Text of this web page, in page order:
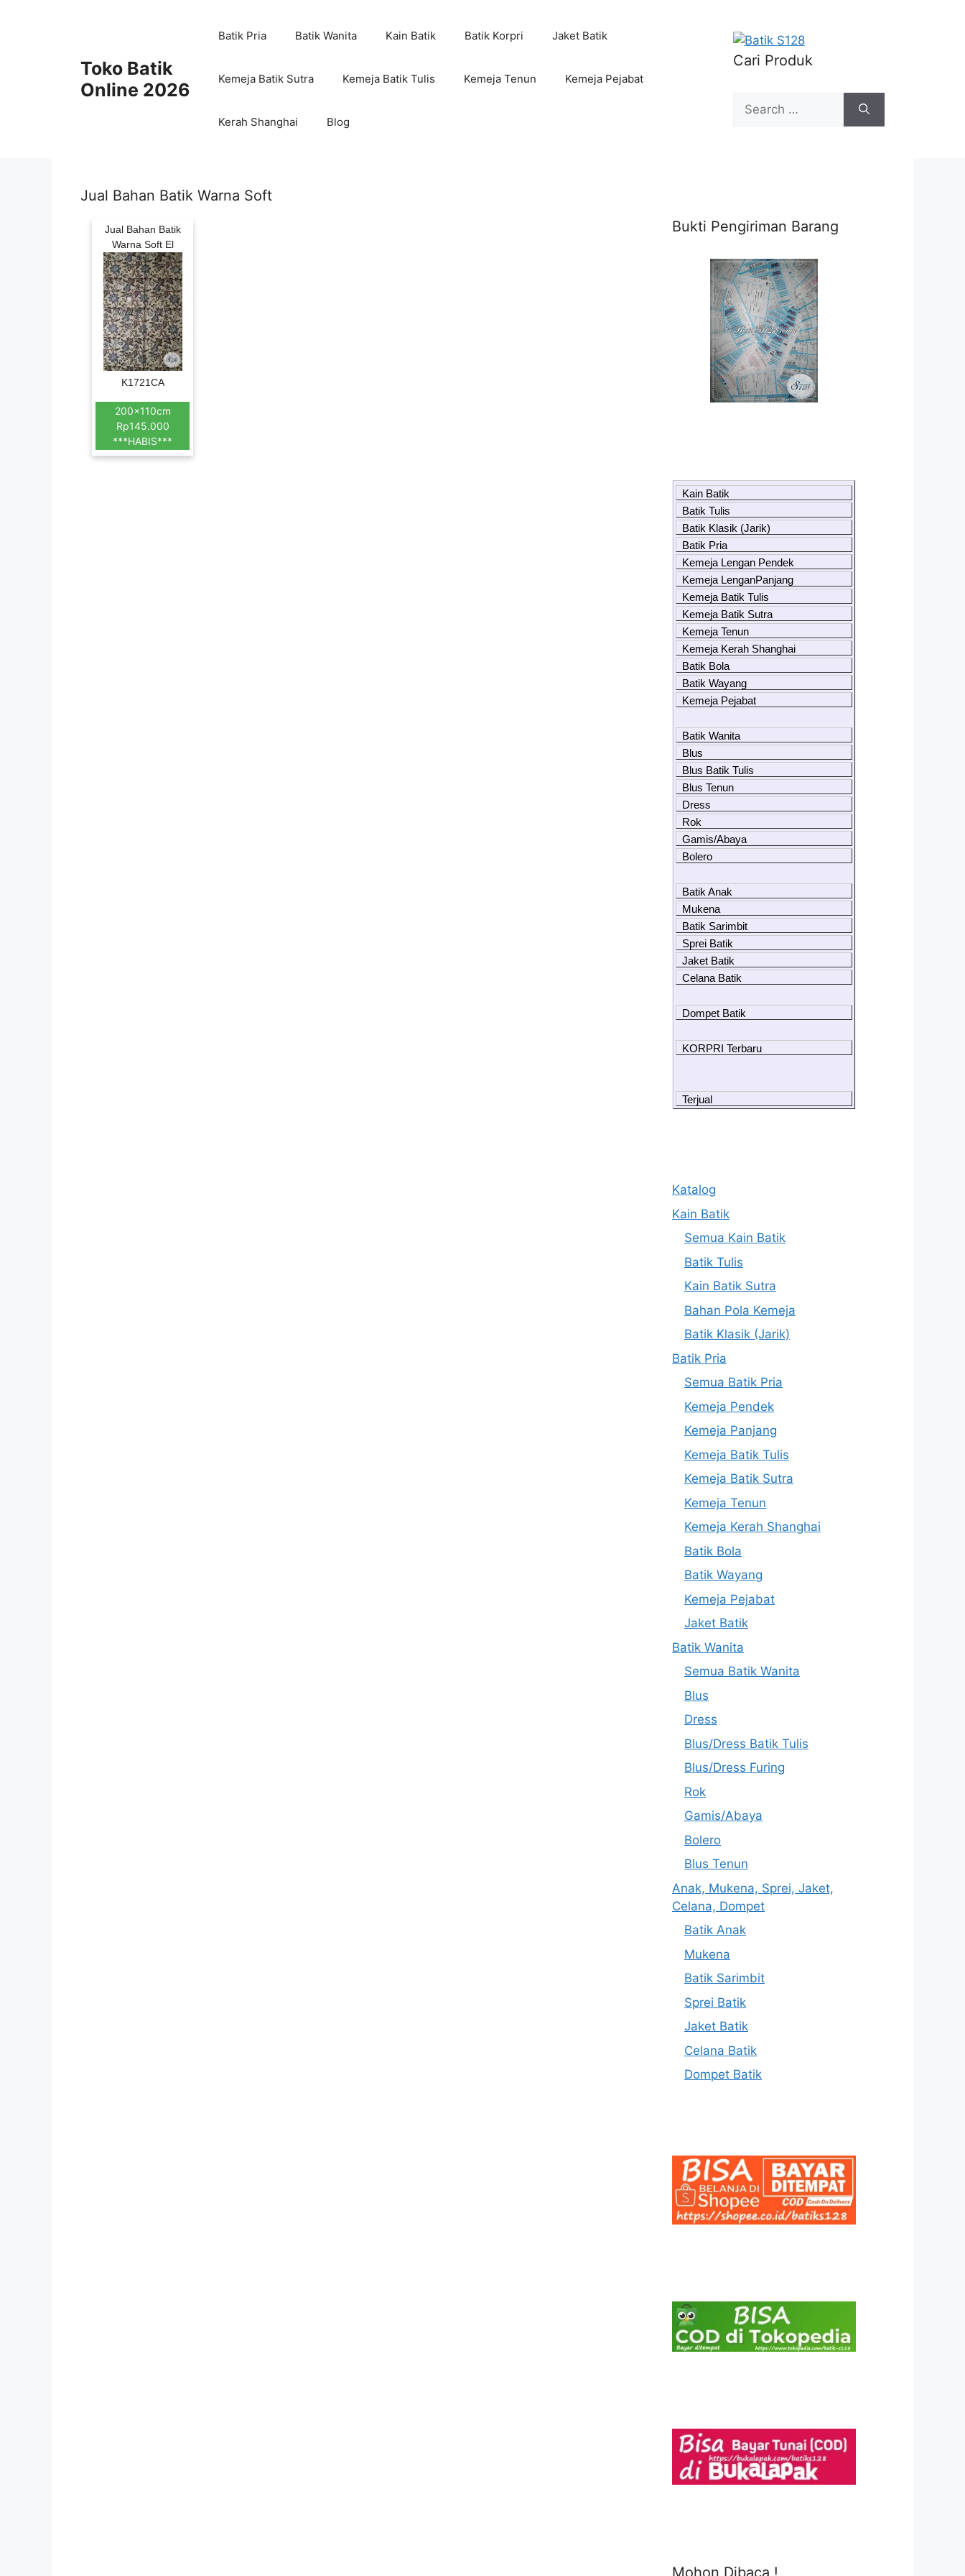
Toko Batik
Online 2026
Batik Pria Batik Wanita Kain Batik Batik Korpri Jaket Batik
Kemeja Batik Sutra Kemeja Batik Tulis Kemeja Tenun Kemeja Pejabat
Kerah Shanghai Blog
Cari Produk
Search
for:
Jual Bahan Batik Warna Soft
Jual Bahan Batik
Warna Soft El
K1721CA
200x110cm
Rp145.000
***HABIS***
Bukti Pengiriman Barang
Kain Batik
Batik Tulis
Batik Klasik (Jarik)
Batik Pria
Kemeja Lengan Pendek
Kemeja LenganPanjang
Kemeja Batik Tulis
Kemeja Batik Sutra
Kemeja Tenun
Kemeja Kerah Shanghai
Batik Bola
Batik Wayang
Kemeja Pejabat
Batik Wanita
Blus
Blus Batik Tulis
Blus Tenun
Dress
Rok
Gamis/Abaya
Bolero
Batik Anak
Mukena
Batik Sarimbit
Sprei Batik
Jaket Batik
Celana Batik
Dompet Batik
KORPRI Terbaru
Terjual
Katalog
Kain Batik
Semua Kain Batik
Batik Tulis
Kain Batik Sutra
Bahan Pola Kemeja
Batik Klasik (Jarik)
Batik Pria
Semua Batik Pria
Kemeja Pendek
Kemeja Panjang
Kemeja Batik Tulis
Kemeja Batik Sutra
Kemeja Tenun
Kemeja Kerah Shanghai
Batik Bola
Batik Wayang
Kemeja Pejabat
Jaket Batik
Batik Wanita
Semua Batik Wanita
Blus
Dress
Blus/Dress Batik Tulis
Blus/Dress Furing
Rok
Gamis/Abaya
Bolero
Blus Tenun
Anak, Mukena, Sprei, Jaket,
Celana, Dompet
Batik Anak
Mukena
Batik Sarimbit
Sprei Batik
Jaket Batik
Celana Batik
Dompet Batik
Mohon Dibaca !